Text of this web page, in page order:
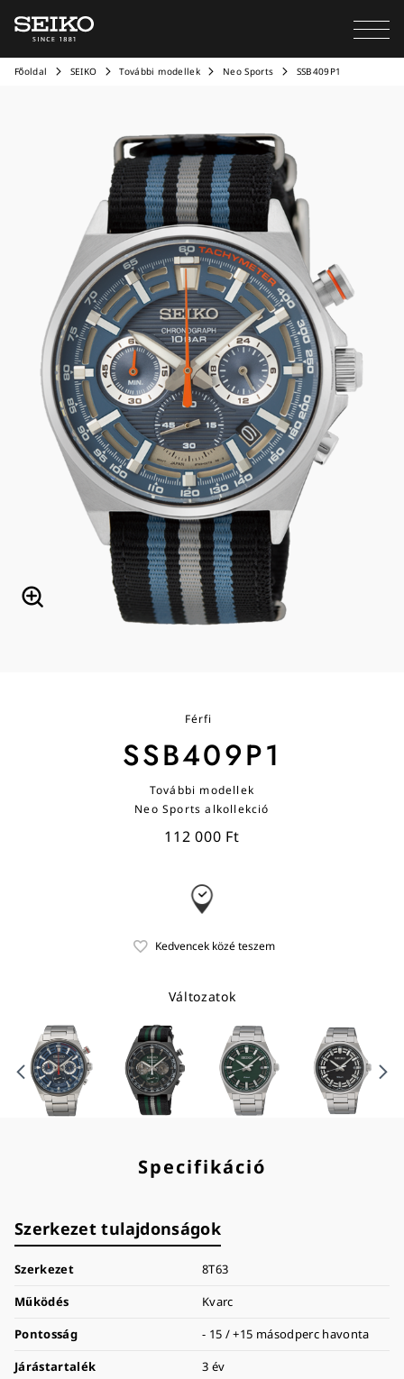
Főoldal SEIKO További modellek Neo Sports SSB409P1
Férfi
SSB409P1
További modellek
Neo Sports alkollekció
112 000 Ft
Változatok
Specifikáció
Szerkezet tulajdonságok
Szerkezet
8T63
Működés
Kvarc
Pontosság
- 15 / +15 másodperc havonta
Járástartalék
3 év